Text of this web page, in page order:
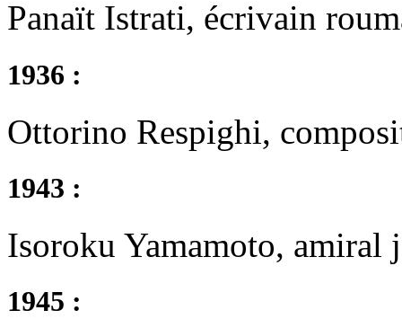
Panaït Istrati, écrivain
1936 :
Ottorino Respighi,
1943 :
Isoroku Yamamoto, amiral
1945 :